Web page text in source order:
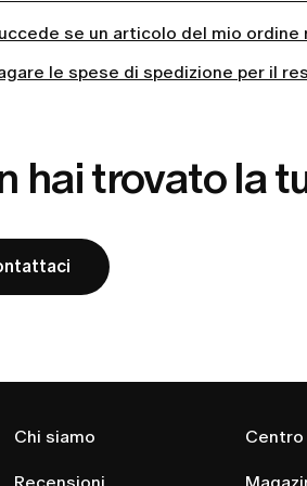
se un articolo del mio ordine
le spese di spedizione per il
hai trovato la
Chi siamo